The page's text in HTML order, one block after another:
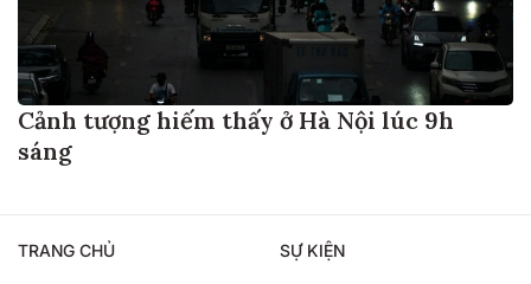
Cảnh tượng hiếm thấy ở Hà Nội lúc 9h
sáng
TRANG CHỦ SỰ KIỆN